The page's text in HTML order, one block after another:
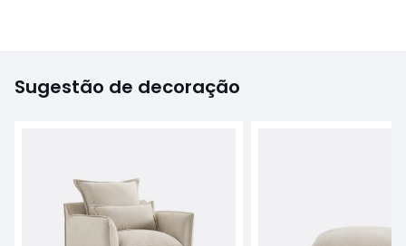
Sugestão de decoração